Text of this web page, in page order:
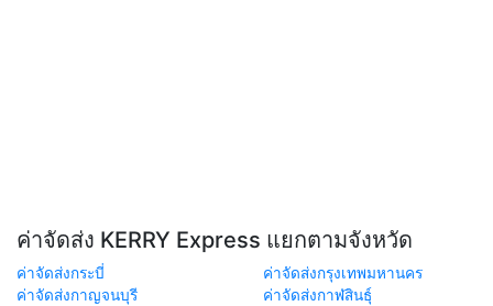
ค่าจัดส่ง KERRY Express แยกตามจังหวัด
ค่าจัดส่งกระบี่
ค่าจัดส่งกรุงเทพมหานคร
ค่าจัดส่งกาญจนบุรี
ค่าจัดส่งกาฬสินธุ์